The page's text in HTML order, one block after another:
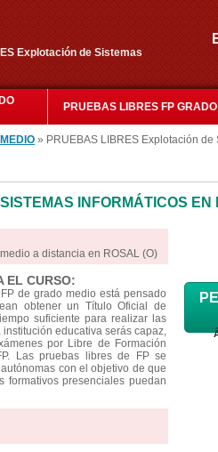
Explotación de Sistemas
PRUEBAS LIBRES FP
» PRUEBAS LIBRES Explotación
INFORMÁTICOS EN
a distancia en ROSAL (O)
EL CURSO:
de grado medio está pensado
obtener un Título Oficial de
suficiente para realizar las
educativa serás capaz,
por Libre de Formación
Las pruebas libres de FP se
con el objetivo de que
formativos presenciales puedan